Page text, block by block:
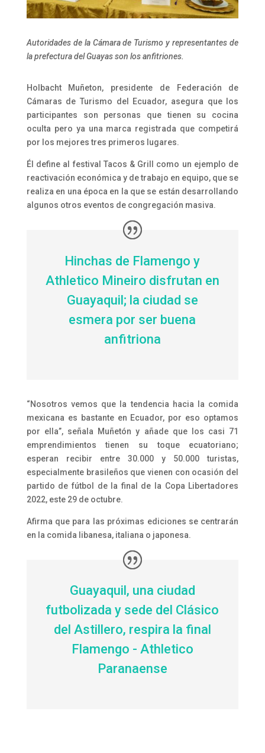
Autoridades de la Cámara de Turismo y representantes de
la prefectura del Guayas son los anfitriones.
Holbacht Muñeton, presidente de Federación de
Cámaras de Turismo del Ecuador, asegura que los
participantes son personas que tienen su cocina
oculta pero ya una marca registrada que competirá
por los mejores tres primeros lugares.
Él define al festival Tacos & Grill como un ejemplo de
reactivación económica y de trabajo en equipo, que se
realiza en una época en la que se están desarrollando
algunos otros eventos de congregación masiva.
Hinchas de Flamengo y
Athletico Mineiro disfrutan en
Guayaquil; la ciudad se
esmera por ser buena
anfitriona
“Nosotros vemos que la tendencia hacia la comida
mexicana es bastante en Ecuador, por eso optamos
por ella”, señala Muñetón y añade que los casi 71
emprendimientos tienen su toque ecuatoriano;
esperan recibir entre 30.000 y 50.000 turistas,
especialmente brasileños que vienen con ocasión del
partido de fútbol de la final de la Copa Libertadores
2022, este 29 de octubre.
Afirma que para las próximas ediciones se centrarán
en la comida libanesa, italiana o japonesa.
Guayaquil, una ciudad
futbolizada y sede del Clásico
del Astillero, respira la final
Flamengo - Athletico
Paranaense